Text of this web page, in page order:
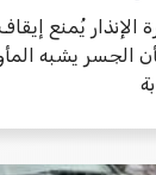
الإنذار يُمنع
الجسر يشبه